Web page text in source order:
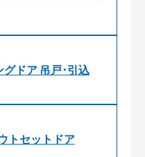
ドア 吊戸･引込
トセットドア